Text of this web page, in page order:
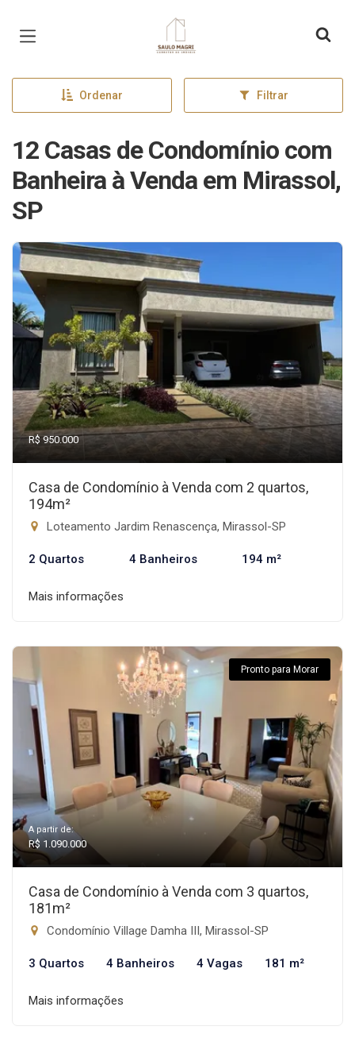
Página inicial
Ordenar Filtrar
12 Casas de Condomínio com
Banheira à Venda em Mirassol,
SP
R$ 950.000
Casa de Condomínio à Venda com 2 quartos,
194m²
Loteamento Jardim Renascença, Mirassol-SP
2 Quartos 4 Banheiros 194 m²
Mais informações
Pronto para Morar
A partir de:
R$ 1.090.000
Casa de Condomínio à Venda com 3 quartos,
181m²
Condomínio Village Damha III, Mirassol-SP
3 Quartos 4 Banheiros 4 Vagas 181 m²
Mais informações